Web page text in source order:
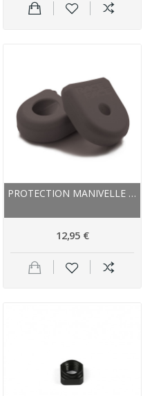
PROTECTION MANIVELLE RACEFACE CAOUTCHOUC LARGE...
12,95 €